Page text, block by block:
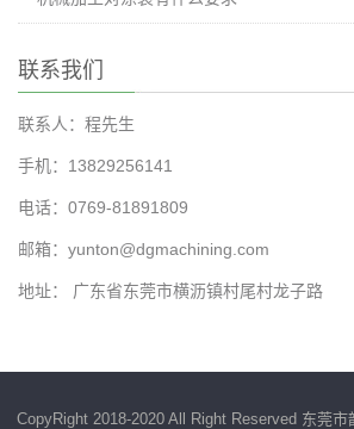
联系我们
联系人：程先生
手机：13829256141
电话：0769-81891809
邮箱：yunton@dgmachining.com
地址： 广东省东莞市横沥镇村尾村龙子路
CopyRight 2018-2020 All Right Reserved 东莞